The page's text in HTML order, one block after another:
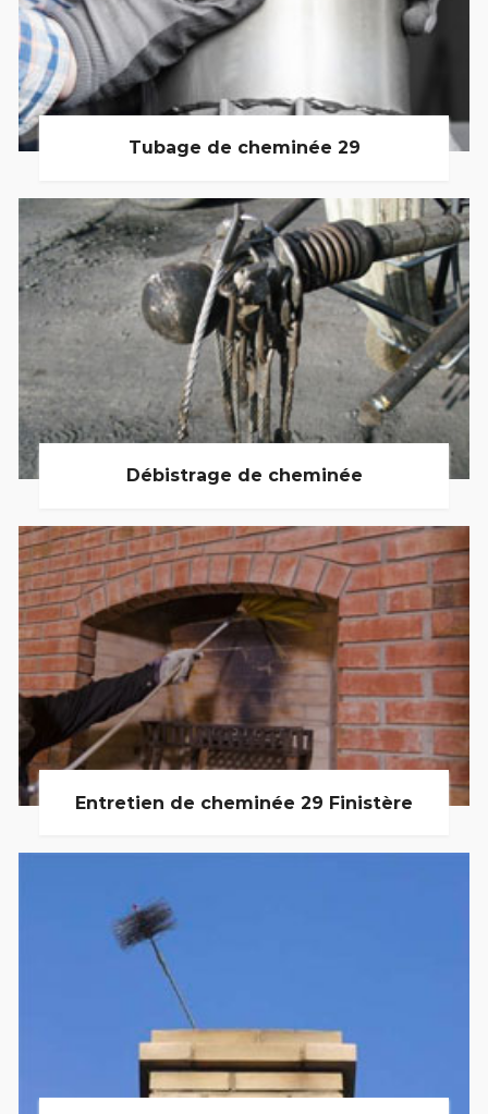
Tubage de cheminée 29
Débistrage de cheminée
Entretien de cheminée 29 Finistère